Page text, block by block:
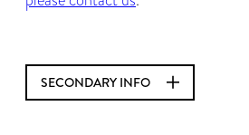
SECONDARY INFO